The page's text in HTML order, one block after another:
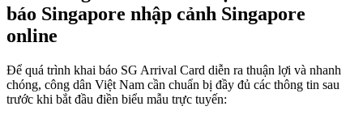
báo Singapore nhập cảnh Singapore
online
Để quá trình khai báo SG Arrival Card diễn ra thuận lợi và nhanh
chóng, công dân Việt Nam cần chuẩn bị đầy đủ các thông tin sau
trước khi bắt đầu điền biểu mẫu trực tuyến: